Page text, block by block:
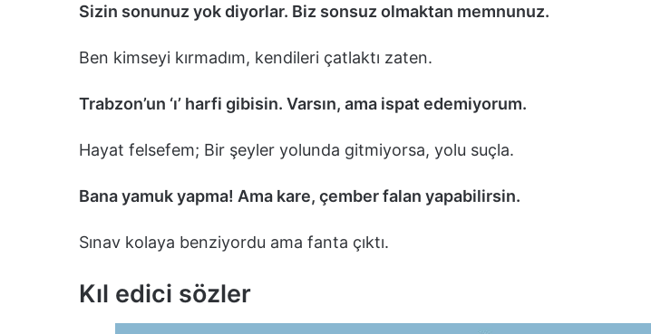
Sizin sonunuz yok diyorlar. Biz sonsuz olmaktan memnunuz.
Ben kimseyi kırmadım, kendileri çatlaktı zaten.
Trabzon’un ‘ı’ harfi gibisin. Varsın, ama ispat edemiyorum.
Hayat felsefem; Bir şeyler yolunda gitmiyorsa, yolu suçla.
Bana yamuk yapma! Ama kare, çember falan yapabilirsin.
Sınav kolaya benziyordu ama fanta çıktı.
Kıl edici sözler